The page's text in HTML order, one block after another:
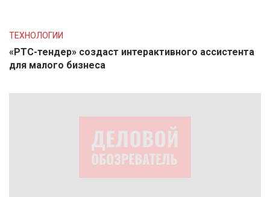
ТЕХНОЛОГИИ
«РТС-тендер» создаст интерактивного ассистента
для малого бизнеса